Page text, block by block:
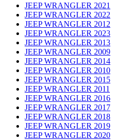
JEEP WRANGLER 2021
JEEP WRANGLER 2022
JEEP WRANGLER 2012
JEEP WRANGLER 2023
JEEP WRANGLER 2013
JEEP WRANGLER 2009
JEEP WRANGLER 2014
JEEP WRANGLER 2010
JEEP WRANGLER 2015
JEEP WRANGLER 2011
JEEP WRANGLER 2016
JEEP WRANGLER 2017
JEEP WRANGLER 2018
JEEP WRANGLER 2019
JEEP WRANGLER 2020